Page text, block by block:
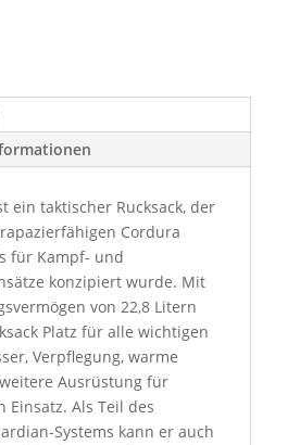
ein taktischer Rucksack, der
Cordura
für Kampf- und
konzipiert wurde. Mit
von 22,8 Litern
Platz für alle wichtigen
Verpflegung, warme
Ausrüstung für
Einsatz. Als Teil des
Systems kann er auch